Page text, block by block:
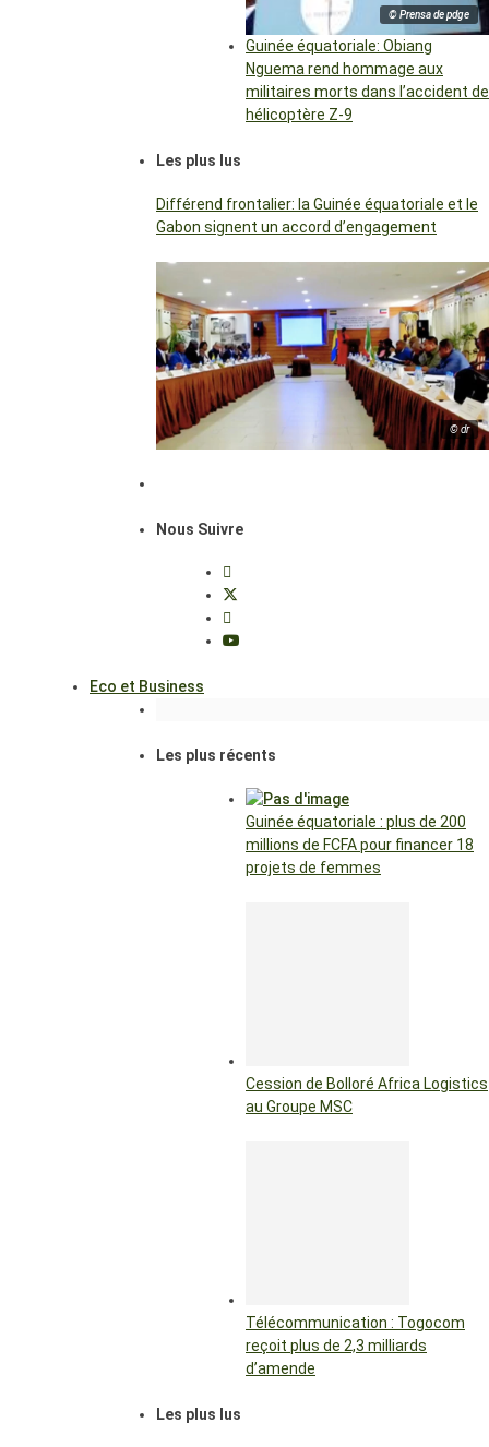
© Prensa de pdge
Guinée équatoriale: Obiang
Nguema rend hommage aux
militaires morts dans l’accident de
hélicoptère Z-9
Les plus lus
Différend frontalier: la Guinée équatoriale et le
Gabon signent un accord d’engagement
© dr
Nous Suivre
Eco et Business
Les plus récents
Guinée équatoriale : plus de 200
millions de FCFA pour financer 18
projets de femmes
Cession de Bolloré Africa Logistics
au Groupe MSC
Télécommunication : Togocom
reçoit plus de 2,3 milliards
d’amende
Les plus lus